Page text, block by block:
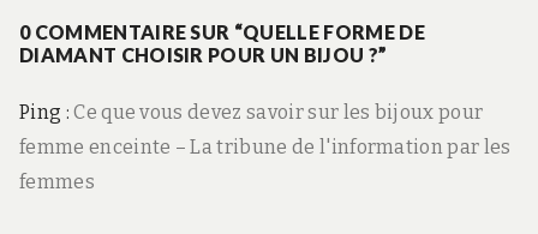
0 COMMENTAIRE SUR “QUELLE FORME DE
DIAMANT CHOISIR POUR UN BIJOU ?”
Ping :Ce que vous devez savoir sur les bijoux pour
femme enceinte – La tribune de l'information par les
femmes